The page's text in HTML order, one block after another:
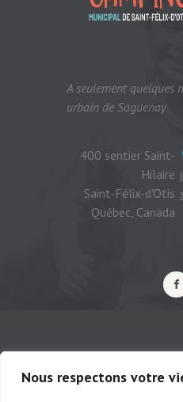
Nous respectons votre
A seulement quelques
urbain de Saguenay
400 sentier Saint-
Hilaire
Saint-Félix-d'Otis
Québec, Canada